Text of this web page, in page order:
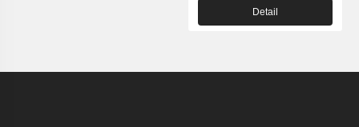
Detail